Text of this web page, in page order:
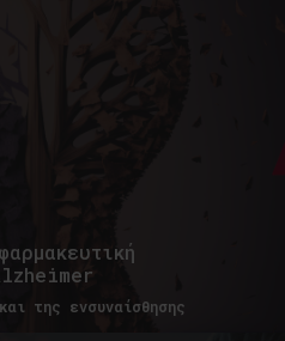
της ενσυναίσθησης